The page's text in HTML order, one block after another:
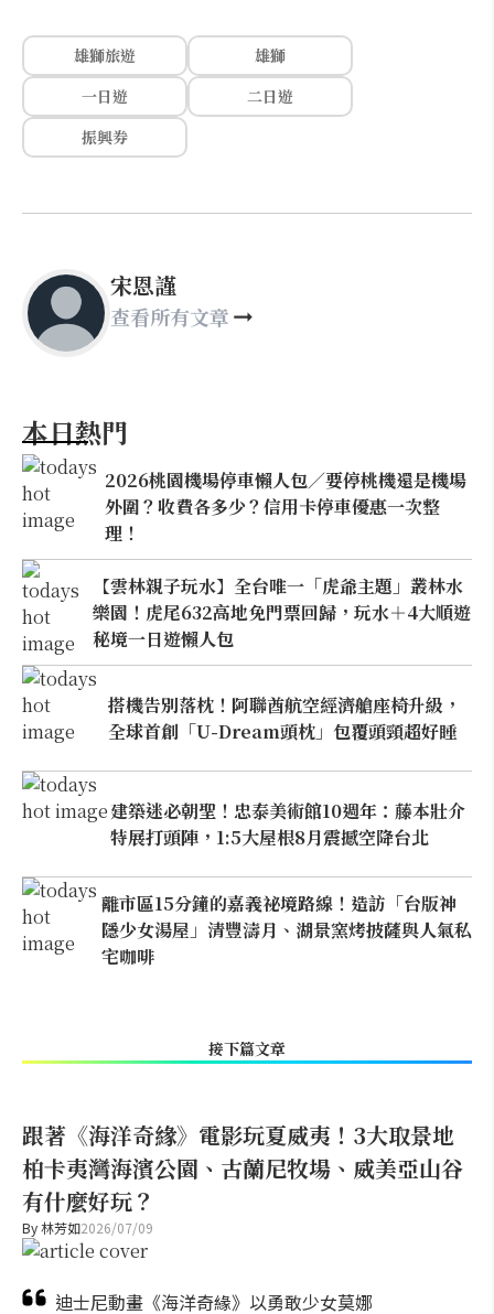
雄獅旅遊
雄獅
一日遊
二日遊
振興券
宋恩謹
查看所有文章
本日熱門
2026桃園機場停車懶人包／要停桃機還是機場
外圍？收費各多少？信用卡停車優惠一次整
理！
【雲林親子玩水】全台唯一「虎爺主題」叢林水
樂園！虎尾632高地免門票回歸，玩水＋4大順遊
秘境一日遊懶人包
搭機告別落枕！阿聯酋航空經濟艙座椅升級，
全球首創「U-Dream頭枕」包覆頭頸超好睡
建築迷必朝聖！忠泰美術館10週年：藤本壯介
特展打頭陣，1:5大屋根8月震撼空降台北
離市區15分鐘的嘉義祕境路線！造訪「台版神
隱少女湯屋」清豐濤月、湖景窯烤披薩與人氣私
宅咖啡
接下篇文章
跟著《海洋奇緣》電影玩夏威夷！3大取景地
柏卡夷灣海濱公園、古蘭尼牧場、威美亞山谷
有什麼好玩？
By林芳如2026/07/09
迪士尼動畫《海洋奇緣》以勇敢少女莫娜